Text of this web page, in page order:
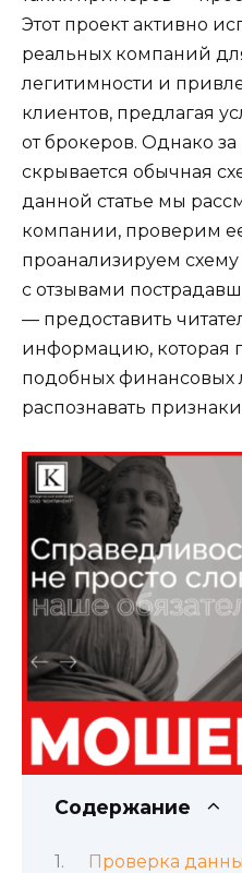
Этот проект активно
реальных компаний
легитимности и
клиентов, предлагая
от брокеров. Однако
скрывается обычная
данной статье мы
компании, проверим
проанализируем
с отзывами
— предоставить
информацию, которая
подобных финансовых
распознавать
Содержание
Проверка